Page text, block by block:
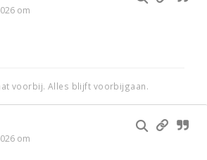
om
voorbij. Alles blijft voorbijgaan.
om